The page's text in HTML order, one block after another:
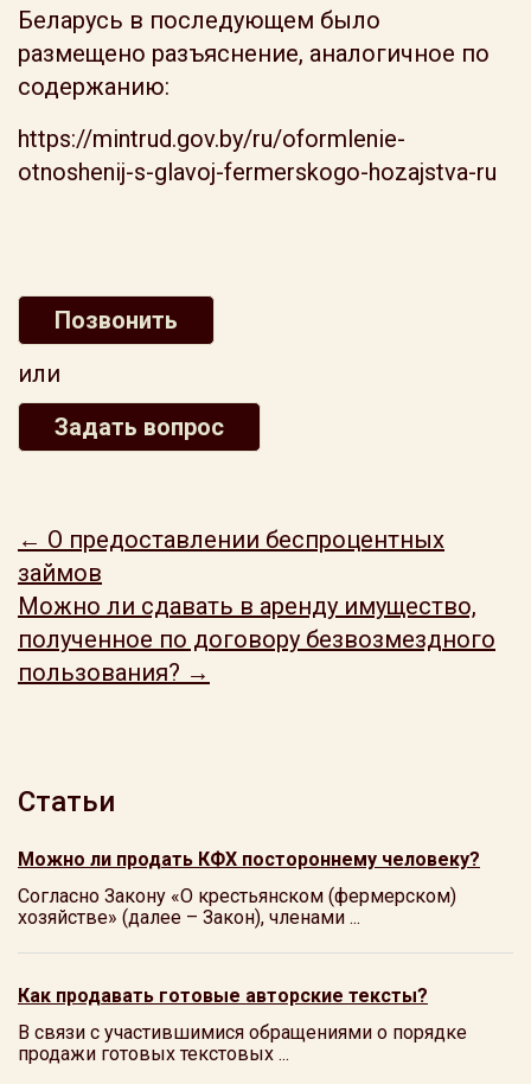
Беларусь в последующем было
размещено разъяснение, аналогичное по
содержанию:
https://mintrud.gov.by/ru/oformlenie-
otnoshenij-s-glavoj-fermerskogo-hozajstva-ru
Позвонить
или
Задать вопрос
← О предоставлении беспроцентных
займов
Можно ли сдавать в аренду имущество,
полученное по договору безвозмездного
пользования? →
Статьи
Можно ли продать КФХ постороннему человеку?
Согласно Закону «О крестьянском (фермерском)
хозяйстве» (далее – Закон), членами ...
Как продавать готовые авторские тексты?
В связи с участившимися обращениями о порядке
продажи готовых текстовых ...